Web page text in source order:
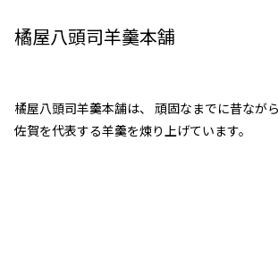
橘屋八頭司羊羹本舗
橘屋八頭司羊羹本舗は、 頑固なまでに昔なが
佐賀を代表する羊羹を煉り上げています。